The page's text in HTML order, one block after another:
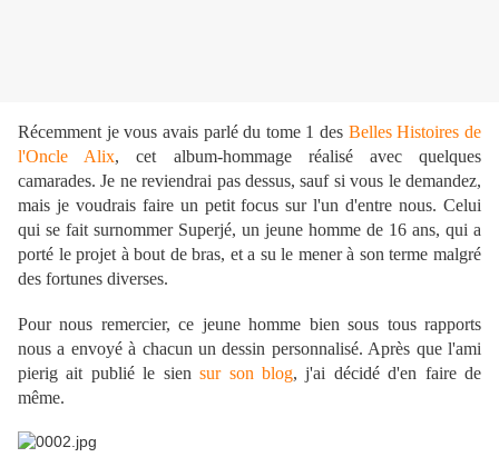
Récemment je vous avais parlé du tome 1 des Belles Histoires de
l'Oncle Alix, cet album-hommage réalisé avec quelques
camarades. Je ne reviendrai pas dessus, sauf si vous le demandez,
mais je voudrais faire un petit focus sur l'un d'entre nous. Celui
qui se fait surnommer Superjé, un jeune homme de 16 ans, qui a
porté le projet à bout de bras, et a su le mener à son terme malgré
des fortunes diverses.
Pour nous remercier, ce jeune homme bien sous tous rapports
nous a envoyé à chacun un dessin personnalisé. Après que l'ami
pierig ait publié le siensur son blog, j'ai décidé d'en faire de
même.